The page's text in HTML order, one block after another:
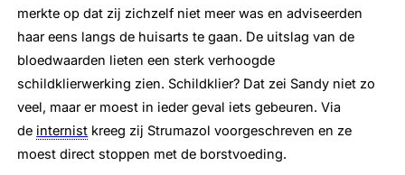
merkte op dat zij zichzelf niet meer was en adviseerden
haar eens langs de huisarts te gaan. De uitslag van de
bloedwaarden lieten een sterk verhoogde
schildklierwerking zien. Schildklier? Dat zei Sandy niet zo
veel, maar er moest in ieder geval iets gebeuren. Via
de internist kreeg zij Strumazol voorgeschreven en ze
moest direct stoppen met de borstvoeding.